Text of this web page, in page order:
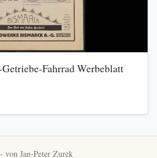
Fahrrad Werbeblatt
- von Jan-Peter Zurek